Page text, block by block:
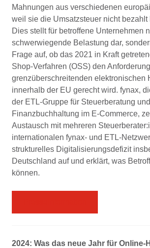
Mahnungen aus verschiedenen
weil sie die Umsatzsteuer nicht bezahlt
Dies stellt für betroffene Unternehmen
schwerwiegende Belastung dar,
Frage auf, ob das 2021 in Kraft
Shop-Verfahren (OSS) den
grenzüberschreitenden elektronischen
innerhalb der EU gerecht wird. fynax,
der ETL-Gruppe für Steuerberatung und
Finanzbuchhaltung im E-Commerce,
Austausch mit mehreren
internationalen fynax- und ETL-
strukturelles Digitalisierungsdefizit
Deutschland auf und erklärt, was
können.
2024: Was das neue Jahr für Online-